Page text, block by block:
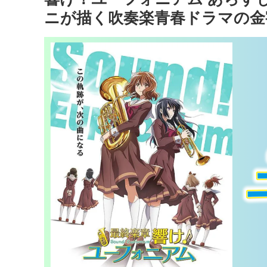
ニが描く吹奏楽青春ドラマの